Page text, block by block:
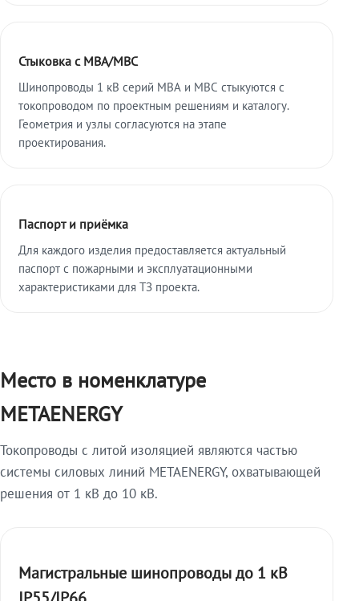
Стыковка с МВА/МВС
Шинопроводы 1 кВ серий МВА и МВС стыкуются с
токопроводом по проектным решениям и каталогу.
Геометрия и узлы согласуются на этапе
проектирования.
Паспорт и приёмка
Для каждого изделия предоставляется актуальный
паспорт с пожарными и эксплуатационными
характеристиками для ТЗ проекта.
Место в номенклатуре
METAENERGY
Токопроводы с литой изоляцией являются частью
системы силовых линий METAENERGY, охватывающей
решения от 1 кВ до 10 кВ.
Магистральные шинопроводы до 1 кВ